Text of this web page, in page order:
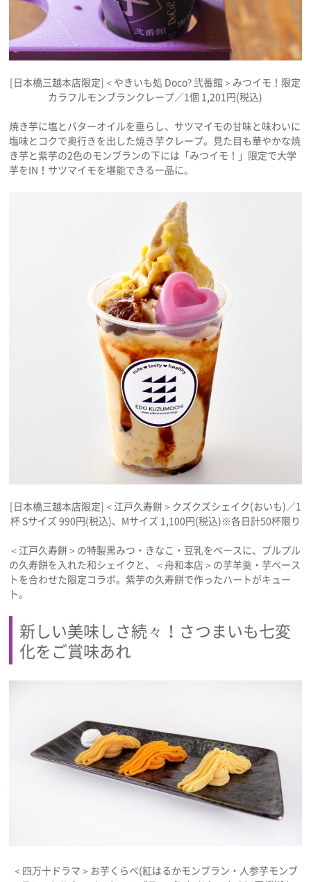
[日本橋三越本店限定]＜やきいも処 Doco? 弐番館＞みつイモ！限定
カラフルモンブランクレープ／1個 1,201円(税込)
焼き芋に塩とバターオイルを垂らし、サツマイモの甘味と味わいに
塩味とコクで奥行きを出した焼き芋クレープ。見た目も華やかな焼
き芋と紫芋の2色のモンブランの下には「みつイモ！」限定で大学
芋をIN！サツマイモを堪能できる一品に。
[日本橋三越本店限定]＜江戸久寿餅＞クズクズシェイク(おいも)／1
杯 Sサイズ 990円(税込)、Mサイズ 1,100円(税込)※各日計50杯限り
＜江戸久寿餅＞の特製黒みつ・きなこ・豆乳をベースに、プルプル
の久寿餅を入れた和シェイクと、＜舟和本店＞の芋羊羹・芋ペース
トを合わせた限定コラボ。紫芋の久寿餅で作ったハートがキュー
ト。
新しい美味しさ続々！さつまいも七変
化をご賞味あれ
＜四万十ドラマ＞お芋くらべ(紅はるかモンブラン・人参芋モンブ